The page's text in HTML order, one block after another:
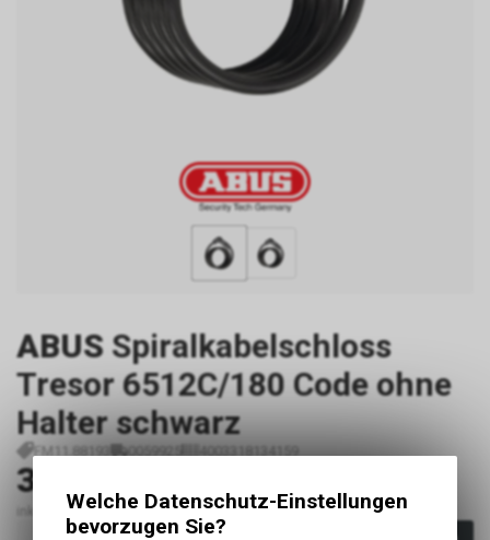
ABUS Spiralkabelschloss
Tresor 6512C/180 Code ohne
Halter schwarz
FM11.88193 0059925 4003318134159
34.90
inkl. MwSt., zzgl. Versandkosten
Welche Datenschutz-Einstellungen
bevorzugen Sie?